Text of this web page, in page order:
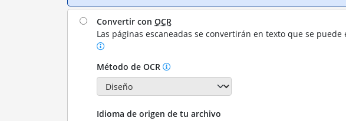
Convertir con OCR
Las páginas escaneadas se convertirán en texto que se puede
Método de OCR
Idioma de origen de tu archivo